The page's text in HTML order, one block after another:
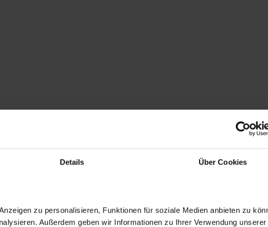
Details Über Cookies
zu personalisieren, Funktionen für soziale Medien anbieten zu
Außerdem geben wir Informationen zu Ihrer Verwendung unserer